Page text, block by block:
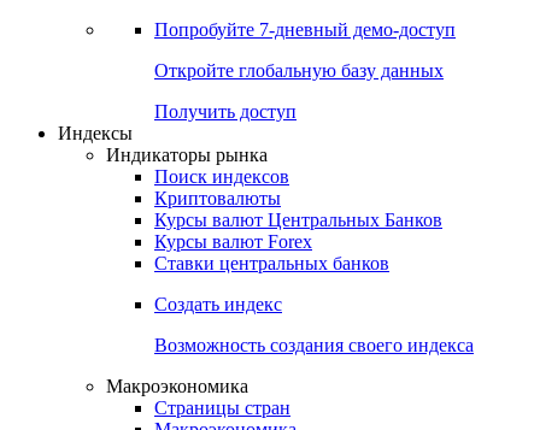
Попробуйте 7-дневный демо-доступ
Откройте глобальную базу данных
Получить доступ
Индексы
Индикаторы рынка
Поиск индексов
Криптовалюты
Курсы валют Центральных Банков
Курсы валют Forex
Ставки центральных банков
Создать индекс
Возможность создания своего индекса
Макроэкономика
Страницы стран